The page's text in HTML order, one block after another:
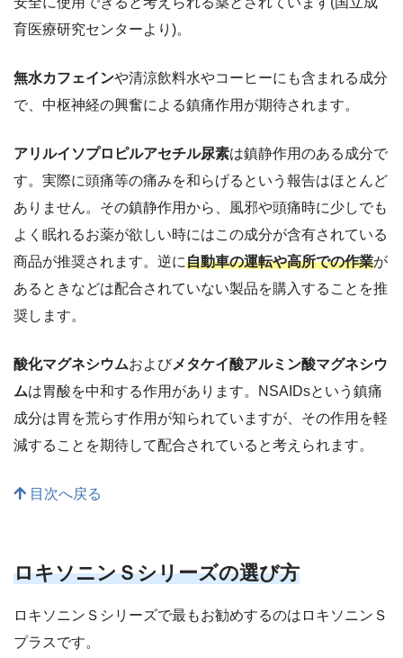
育医療研究センターより)。
無水カフェインや清涼飲料水やコーヒーにも含まれる成分
で、中枢神経の興奮による鎮痛作用が期待されます。
アリルイソプロピルアセチル尿素は鎮静作用のある成分で
す。実際に頭痛等の痛みを和らげるという報告はほとんど
ありません。その鎮静作用から、風邪や頭痛時に少しでも
よく眠れるお薬が欲しい時にはこの成分が含有されている
商品が推奨されます。逆に自動車の運転や高所での作業が
あるときなどは配合されていない製品を購入することを推
奨します。
酸化マグネシウムおよびメタケイ酸アルミン酸マグネシウ
ムは胃酸を中和する作用があります。NSAIDsという鎮痛
成分は胃を荒らす作用が知られていますが、その作用を軽
減することを期待して配合されていると考えられます。
目次へ戻る
ロキソニンＳシリーズの選び方
ロキソニンＳシリーズで最もお勧めするのはロキソニンＳ
プラスです。